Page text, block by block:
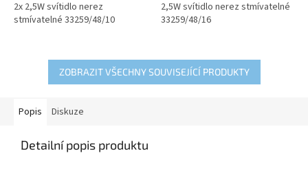
2x 2,5W svítidlo nerez
stmívatelné 33259/48/10
2,5W svítidlo nerez stmívatelné
33259/48/16
ZOBRAZIT VŠECHNY SOUVISEJÍCÍ PRODUKTY
Popis Diskuze
Detailní popis produktu